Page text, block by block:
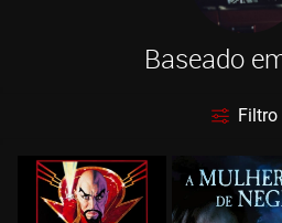
Baseado
Filtro